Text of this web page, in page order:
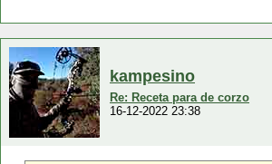
kampesino
Re: Receta para de corzo
16-12-2022 23:38